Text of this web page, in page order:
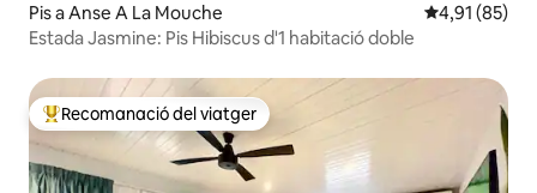
Pis a Anse A La Mouche 4,91 de
4,91 (85)
Estada Jasmine: Pis Hibiscus d'1 habitació doble
Principals recomanacions dels viatgers
Recomanació del viatger